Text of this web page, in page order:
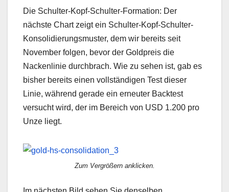
Die Schulter-Kopf-Schulter-Formation: Der
nächste Chart zeigt ein Schulter-Kopf-Schulter-
Konsolidierungsmuster, dem wir bereits seit
November folgen, bevor der Goldpreis die
Nackenlinie durchbrach. Wie zu sehen ist, gab es
bisher bereits einen vollständigen Test dieser
Linie, während gerade ein erneuter Backtest
versucht wird, der im Bereich von USD 1.200 pro
Unze liegt.
Zum Vergrößern anklicken.